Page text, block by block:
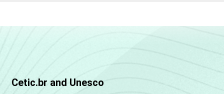
Cetic.br and Unesco